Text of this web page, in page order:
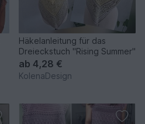
Häkelanleitung für das
Dreieckstuch "Rising Summer"
ab 4,28 €
KolenaDesign